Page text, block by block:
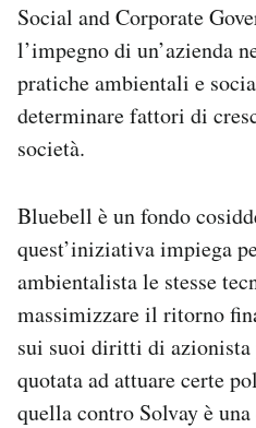
Social and Corporate
l’impegno di un’azienda
pratiche ambientali e
determinare fattori di
società.
Bluebell è un fondo
quest’iniziativa impiega
ambientalista le stesse
massimizzare il ritorno
sui suoi diritti di azionista
quotata ad attuare certe
quella contro Solvay è